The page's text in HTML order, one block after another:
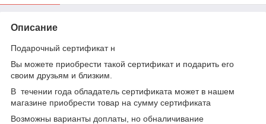
Описание
Подарочный сертификат н
Вы можете приобрести такой сертификат и подарить его
своим друзьям и близким.
В течении года обладатель сертификата может в нашем
магазине приобрести товар на сумму сертификата
Возможны варианты доплаты, но обналичивание